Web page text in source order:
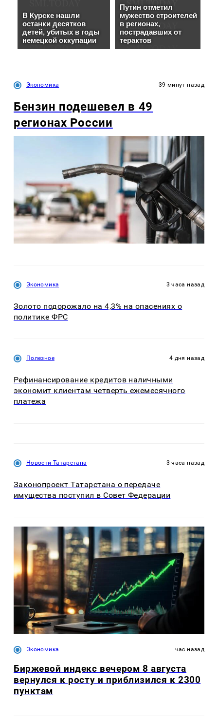
Экономика 39 минут назад
Бензин подешевел в 49
регионах России
Экономика 3 часа назад
Золото подорожало на 4,3% на опасениях о
политике ФРС
Полезное 4 дня назад
Рефинансирование кредитов наличными
экономит клиентам четверть ежемесячного
платежа
Новости Татарстана 3 часа назад
Законопроект Татарстана о передаче
имущества поступил в Совет Федерации
Экономика час назад
Биржевой индекс вечером 8 августа
вернулся к росту и приблизился к 2300
пунктам